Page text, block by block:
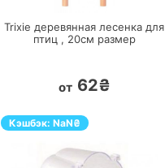
Trixie деревянная лесенка для
птиц , 20см размер
от 62₴
Кэшбэк: NaN₴